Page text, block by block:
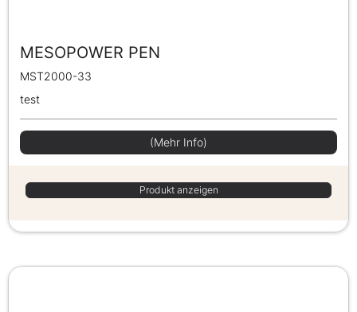
MESOPOWER PEN
MST2000-33
test
(Mehr Info)
Produkt anzeigen